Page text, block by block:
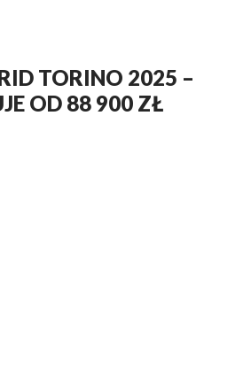
TORINO 2025 –
OD 88 900 ZŁ